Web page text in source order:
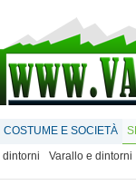
COSTUME E SOCIETÀ
dintorni Varallo e dintorni